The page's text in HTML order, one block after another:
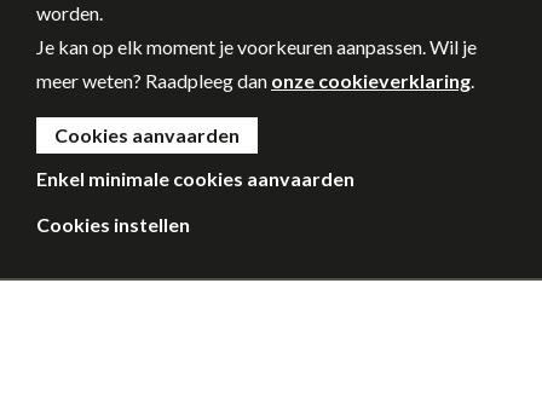
worden.
Je kan op elk moment je voorkeuren aanpassen. Wil je
meer weten? Raadpleeg dan onze cookieverklaring.
Cookies aanvaarden
Enkel minimale cookies aanvaarden
Cookies instellen